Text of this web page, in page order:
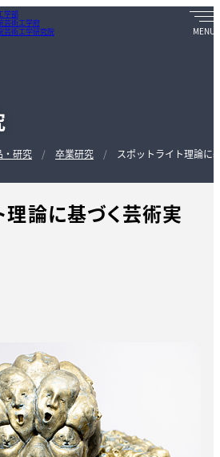
学部
芸術工学府
芸術工学研究院
・研究 卒業研究 スポットライト理論に
理論に基づく芸術実